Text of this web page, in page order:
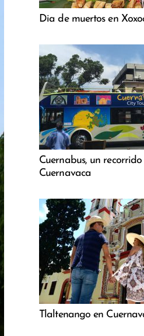
Dia de muertos en
Cuernabus, un
Cuernavaca
Tlaltenango en